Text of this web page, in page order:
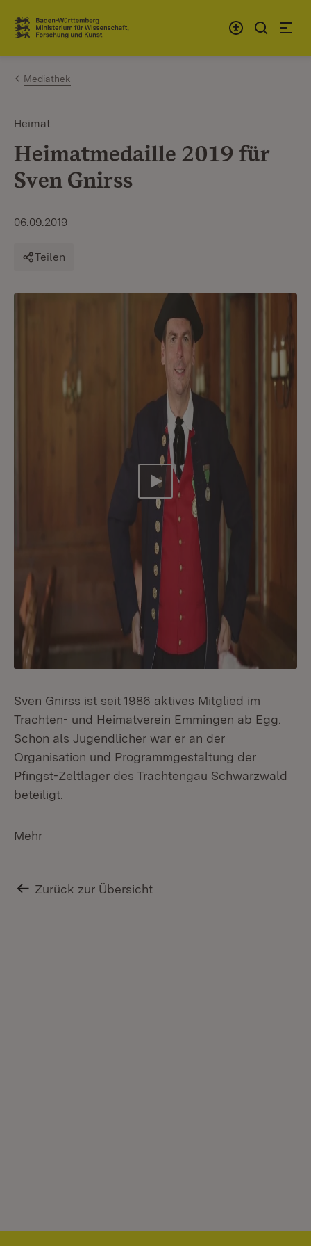
Zum Inhalt springen
Link zur Startseite
Mediathek
Heimat
Heimatmedaille 2019 für
Sven Gnirss
06.09.2019
Teilen
Video abspielen
Sven Gnirss ist seit 1986 aktives Mitglied im
Trachten- und Heimatverein Emmingen ab Egg.
Schon als Jugendlicher war er an der
Organisation und Programmgestaltung der
Pfingst-Zeltlager des Trachtengau Schwarzwald
beteiligt.
Mehr
Zurück zur Übersicht